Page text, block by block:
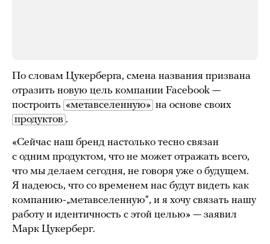
По словам Цукерберга, смена названия призвана
отразить новую цель компании Facebook —
построить «метавселенную» на основе своих
продуктов .
«Сейчас наш бренд настолько тесно связан
с одним продуктом, что не может отражать всего,
что мы делаем сегодня, не говоря уже о будущем.
Я надеюсь, что со временем нас будут видеть как
компанию-„метавселенную“, и я хочу связать нашу
работу и идентичность с этой целью» — заявил
Марк Цукерберг.